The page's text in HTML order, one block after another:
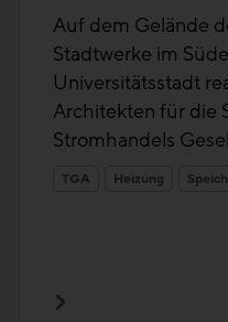
Auf dem Gelände
Stadtwerke im
Universitätsstadt
Architekten für die
Stromhandels
TGA Heizung